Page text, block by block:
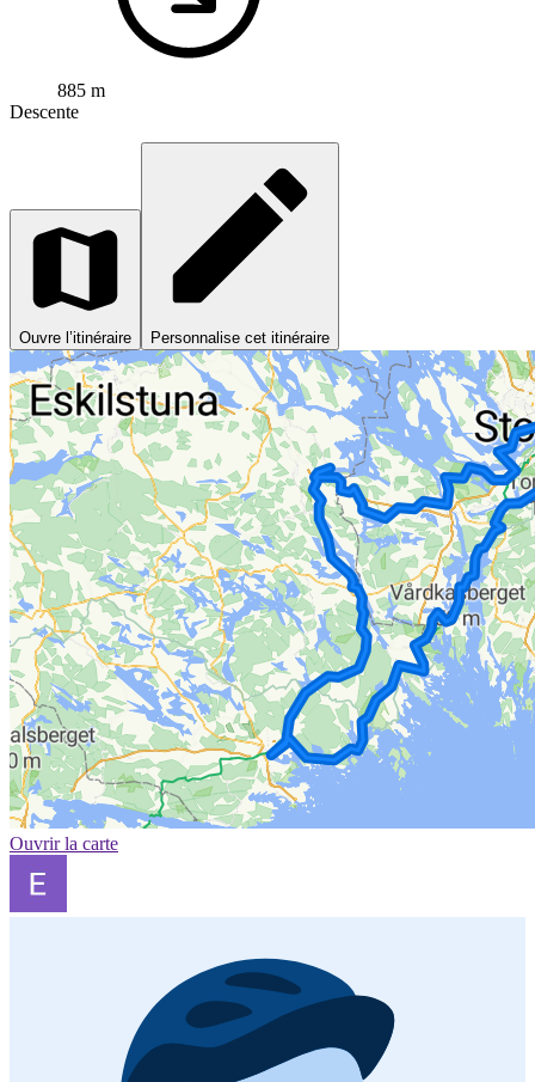
885 m
Descente
Ouvre l’itinéraire Personnalise cet itinéraire
Ouvrir la carte